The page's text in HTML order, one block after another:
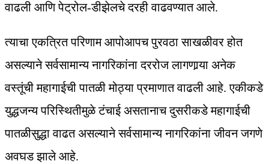
वाढली आणि पेट्रोल-डीझेलचे दरही वाढवण्यात आले.
त्याचा एकत्रित परिणाम आपोआपच पुरवठा साखळीवर होत
असल्याने सर्वसामान्य नागरिकांना दररोज लागणार्‍या अनेक
वस्तूंची महागाईची पातळी मोठ्या प्रमाणात वाढली आहे. एकीकडे
युद्धजन्य परिस्थितीमुळे टंचाई असतानाच दुसरीकडे महागाईची
पातळीसुद्धा वाढत असल्याने सर्वसामान्य नागरिकांना जीवन जगणे
अवघड झाले आहे.